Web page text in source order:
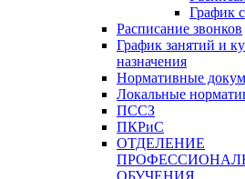
График
Расписание звонков
График занятий и
назначения
Нормативные
Локальные
ПССЗ
ПКРиС
ОТДЕЛЕНИЕ
ОБУЧЕНИЯ